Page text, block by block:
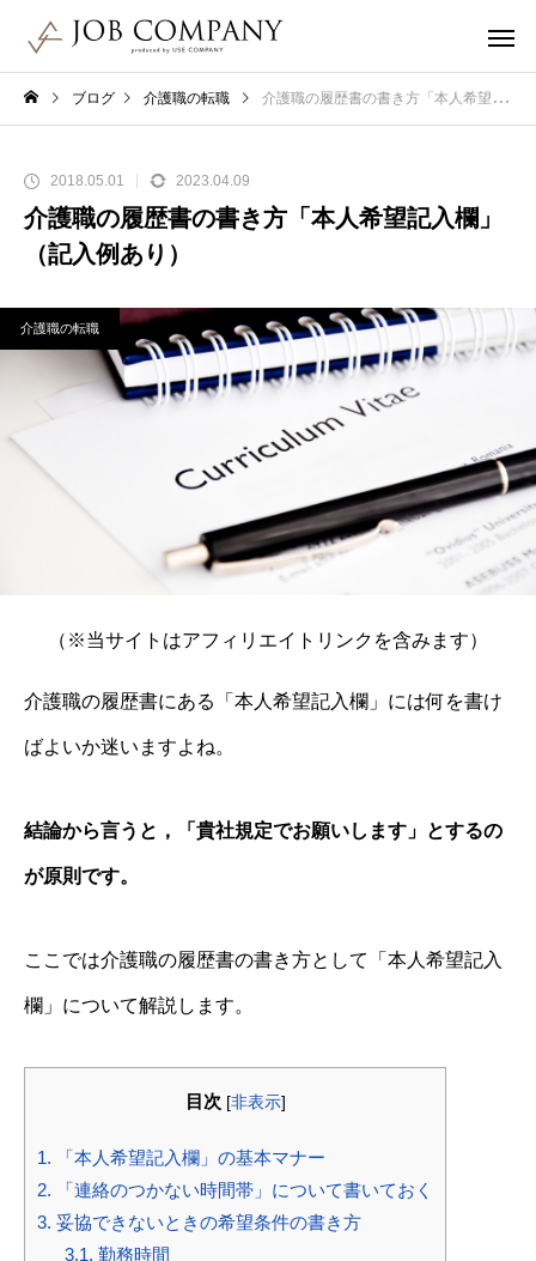
ブログ 介護職の転職 介護職の履歴書の書き方「本人希望記入欄」（記入例あり）
2018.05.01 2023.04.09
介護職の履歴書の書き方「本人希望記入欄」
（記入例あり）
介護職の転職
（※当サイトはアフィリエイトリンクを含みます）
介護職の履歴書にある「本人希望記入欄」には何を書け
ばよいか迷いますよね。
結論から言うと，「貴社規定でお願いします」とするの
が原則です。
ここでは介護職の履歴書の書き方として「本人希望記入
欄」について解説します。
目次 [非表示]
1. 「本人希望記入欄」の基本マナー
2. 「連絡のつかない時間帯」について書いておく
3. 妥協できないときの希望条件の書き方
3.1. 勤務時間